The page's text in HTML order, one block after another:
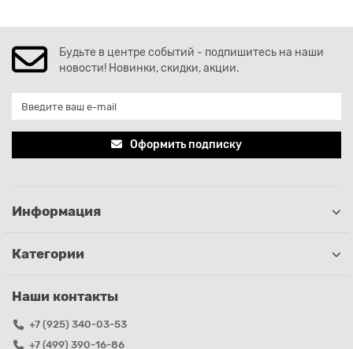
Будьте в центре событий - подпишитесь на наши
новости! Новинки, скидки, акции.
Оформить подписку
Информация
Категории
Наши контакты
+7 (925) 340-03-53
+7 (499) 390-16-86